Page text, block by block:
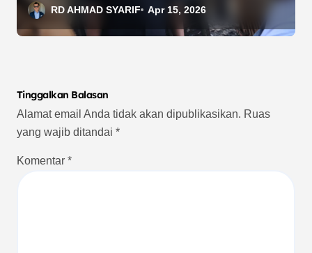
Pengelolaan Sampah
Berkelanjutan
RD AHMAD SYARIF Apr 15, 2026
Tinggalkan Balasan
Alamat email Anda tidak akan dipublikasikan. Ruas
yang wajib ditandai *
Komentar *